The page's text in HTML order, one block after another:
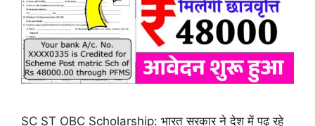
SC ST OBC Scholarship: भारत सरकार ने देश में पढ़ रहे